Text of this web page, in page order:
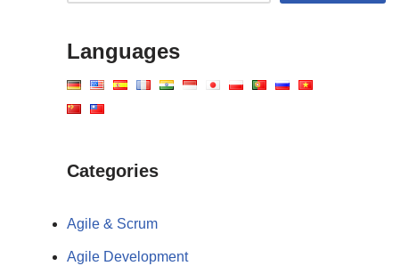
Languages
Categories
Agile & Scrum
Agile Development